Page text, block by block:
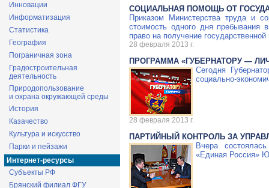
Инновации
Информатизация
Статистика
География
Пограничная зона
Градостроительная
деятельность
Природопользование
и охрана окружающей среды
История
Казачество
Культура и искусство
Парки и пейзажи
Интернет-ресурсы
Субъекты РФ
Брянский филиал ФГУ
СОЦИАЛЬНАЯ ПОМОЩЬ ОТ
Приказом Министерства труда и
стоимость одного дня пребывания
право на получение
28 февраля 2013 г.
ПРОГРАММА «ГУБЕРНАТОРУ —
Сегодня
социально-
28 февраля 2013 г.
ПАРТИЙНЫЙ КОНТРОЛЬ ЗА
Вчера
«Единая Россия»